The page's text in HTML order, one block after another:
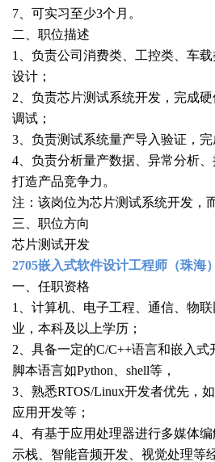
7、可实习至少3个月。
二、职位描述
1、负责公司消费类、工控类、车
设计；
2、负责芯片测试系统开发，完成
调试；
3、负责测试系统量产导入验证，完
4、负责分析量产数据、异常分析、
打造产品竞争力。
注：该岗位为芯片测试系统开发，
三、职位方向
芯片测试开发
2705嵌入式软件设计工程师（珠海
一、任职资格
1、计算机、电子工程、通信、物
业，本科及以上学历；
2、具备一定的C/C++语言和嵌入
脚本语言如Python、shell等，
3、熟悉RTOS/Linux开发者优先，
应用开发等；
4、有基于应用处理器进行多媒体
示栈、智能音频开发、视觉处理等